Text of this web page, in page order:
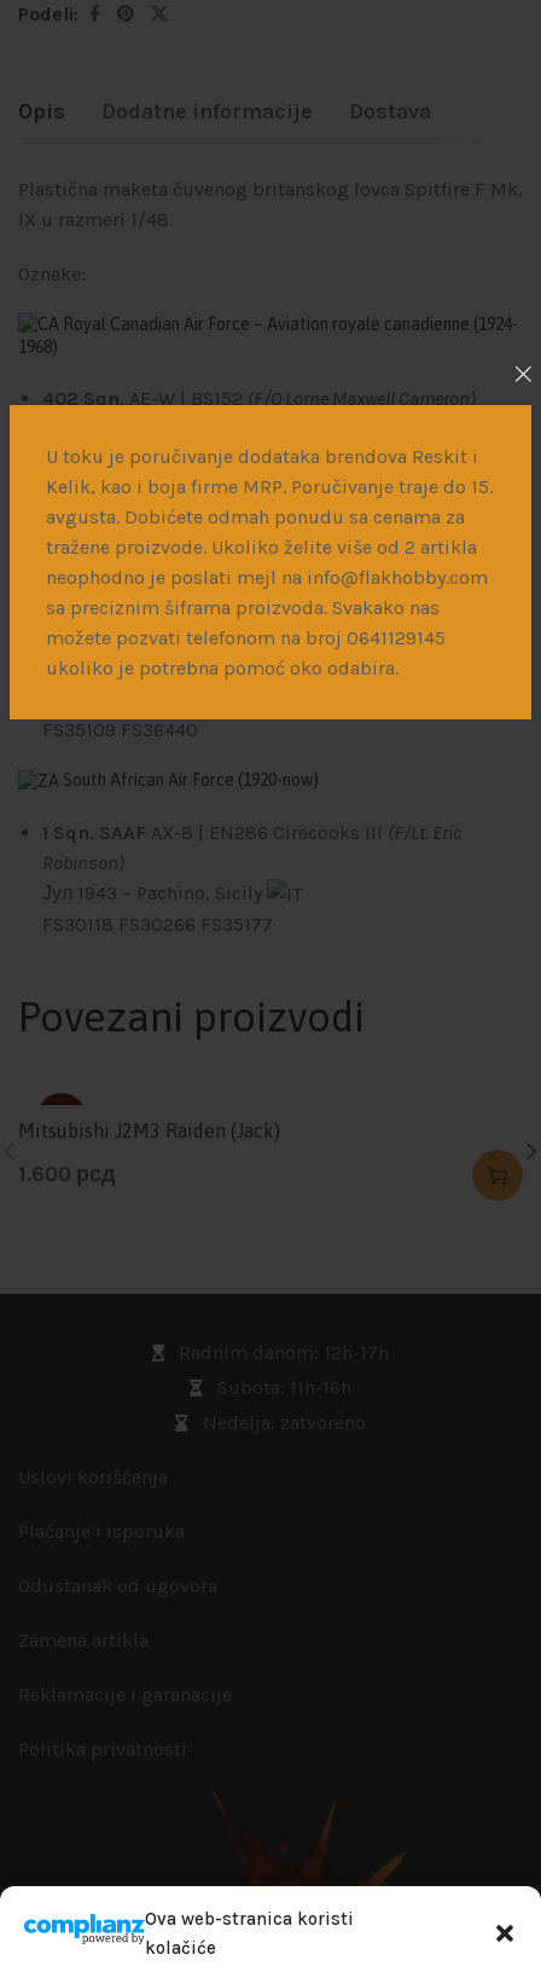
U toku je poručivanje dodataka brendova Reskit i
Kelik, kao i boja firme MRP. Poručivanje traje do 15.
avgusta. Dobićete odmah ponudu sa cenama za
tražene proizvode. Ukoliko želite više od 2 artikla
neophodno je poslati mejl na info@flakhobby.com
sa preciznim šiframa proizvoda. Svakako nas
možete pozvati telefonom na broj 0641129145
ukoliko je potrebna pomoć oko odabira.
Ova web-stranica koristi
kolačiće
Podeli:
Opis Dodatne informacije Dostava
Plastična maketa čuvenog britanskog lovca Spitfire F Mk.
IX u razmeri 1/48.
Oznake:
Royal Canadian Air Force – Aviation royale canadienne (1924-
1968)
402 Sqn. AE-W | BS152 (F/O Lorne Maxwell Cameron)
FS34079 FS36152 FS36440
Royal Air Force (1918-now)
122 Sqn.
Април 1943
– RAF Hornchurch
FS34079
FS36440
249 Sqn. T-Z | EN500 (F/O Irving Farmer Kennedy)
FS35109 FS36440
South African Air Force (1920-now)
1 Sqn. SAAF AX-8 | EN286 Cirecooks III (F/Lt. Eric
Robinson)
Јул 1943 – Pachino, Sicily
FS30118 FS30266 FS35177
Povezani proizvodi
SOLD
Mitsubishi J2M3 Raiden (Jack)
1.600 рсд
Radnim danom: 12h-17h
Subota: 11h-16h
Nedelja: zatvoreno
Uslovi korišćenja
Plaćanje i isporuka
Odustanak od ugovora
Zamena artikla
Reklamacije i garanacije
Politika privatnosti